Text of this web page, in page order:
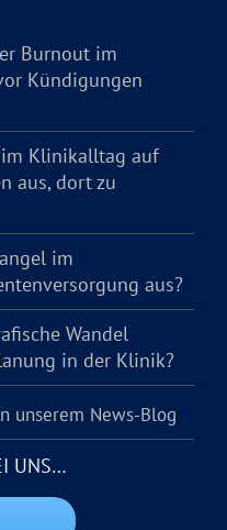
Burnout im
Kündigungen
Klinikalltag auf
aus, dort zu
im
aus?
Wandel
in der Klinik?
unserem News-Blog
UNS…